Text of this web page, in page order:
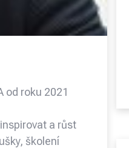
od roku 2021
a růst
školení